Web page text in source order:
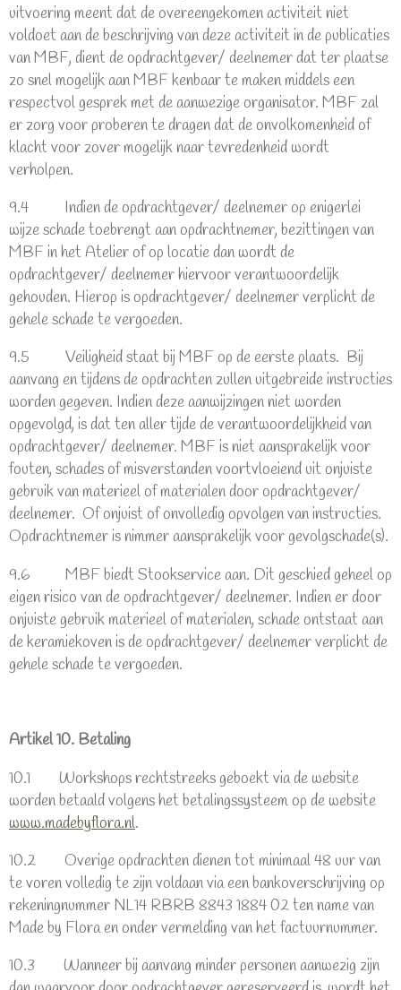
uitvoering meent dat de overeengekomen activiteit niet
voldoet aan de beschrijving van deze activiteit in de publicaties
van MBF, dient de opdrachtgever/ deelnemer dat ter plaatse
zo snel mogelijk aan MBF kenbaar te maken middels een
respectvol gesprek met de aanwezige organisator. MBF zal
er zorg voor proberen te dragen dat de onvolkomenheid of
klacht voor zover mogelijk naar tevredenheid wordt
verholpen.
9.4 Indien de opdrachtgever/ deelnemer op enigerlei
wijze schade toebrengt aan opdrachtnemer, bezittingen van
MBF in het Atelier of op locatie dan wordt de
opdrachtgever/ deelnemer hiervoor verantwoordelijk
gehouden. Hierop is opdrachtgever/ deelnemer verplicht de
gehele schade te vergoeden.
9.5 Veiligheid staat bij MBF op de eerste plaats. Bij
aanvang en tijdens de opdrachten zullen uitgebreide instructies
worden gegeven. Indien deze aanwijzingen niet worden
opgevolgd, is dat ten aller tijde de verantwoordelijkheid van
opdrachtgever/ deelnemer. MBF is niet aansprakelijk voor
fouten, schades of misverstanden voortvloeiend uit onjuiste
gebruik van materieel of materialen door opdrachtgever/
deelnemer. Of onjuist of onvolledig opvolgen van instructies.
Opdrachtnemer is nimmer aansprakelijk voor gevolgschade(s).
9.6 MBF biedt Stookservice aan. Dit geschied geheel op
eigen risico van de opdrachtgever/ deelnemer. Indien er door
onjuiste gebruik materieel of materialen, schade ontstaat aan
de keramiekoven is de opdrachtgever/ deelnemer verplicht de
gehele schade te vergoeden.
Artikel 10. Betaling
10.1 Workshops rechtstreeks geboekt via de website
worden betaald volgens het betalingssysteem op de website
www.madebyflora.nl.
10.2 Overige opdrachten dienen tot minimaal 48 uur van
te voren volledig te zijn voldaan via een bankoverschrijving op
rekeningnummer NL14 RBRB 8843 1884 02 ten name van
Made by Flora en onder vermelding van het factuurnummer.
10.3 Wanneer bij aanvang minder personen aanwezig zijn